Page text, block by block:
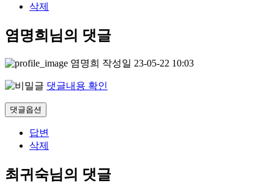
삭제
염명희님의 댓글
염명희 작성일 23-05-22 10:03
댓글내용 확인
댓글옵션
답변
삭제
최귀숙님의 댓글